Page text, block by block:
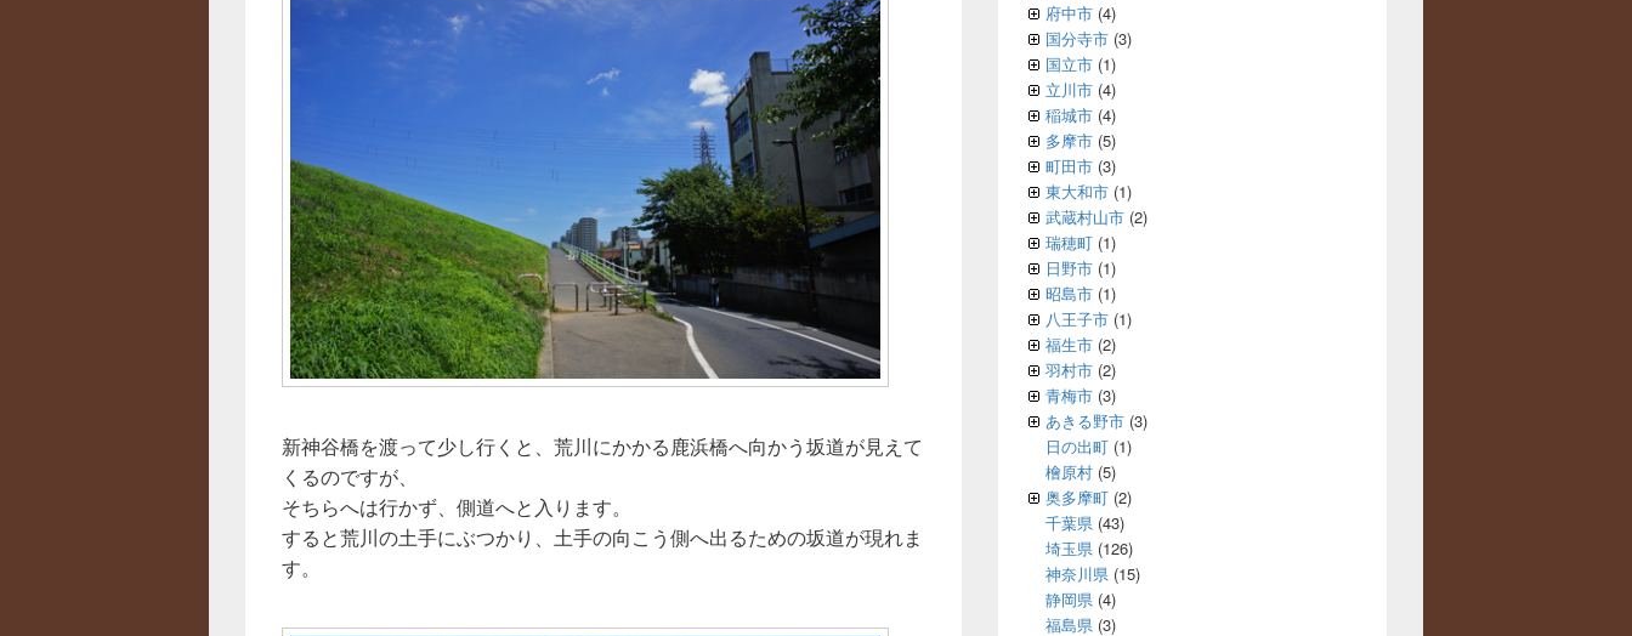
新神谷橋を渡って少し行くと、荒川にかかる鹿浜橋へ向かう坂道が見えて
くるのですが、
そちらへは行かず、側道へと入ります。
すると荒川の土手にぶつかり、土手の向こう側へ出るための坂道が現れま
す。
府中市 (4)
国分寺市 (3)
国立市 (1)
立川市 (4)
稲城市 (4)
多摩市 (5)
町田市 (3)
東大和市 (1)
武蔵村山市 (2)
瑞穂町 (1)
日野市 (1)
昭島市 (1)
八王子市 (1)
福生市 (2)
羽村市 (2)
青梅市 (3)
あきる野市 (3)
日の出町 (1)
檜原村 (5)
奥多摩町 (2)
千葉県 (43)
埼玉県 (126)
神奈川県 (15)
静岡県 (4)
福島県 (3)